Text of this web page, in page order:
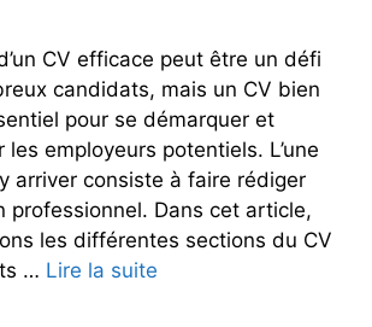
CV efficace peut être un défi
candidats, mais un CV bien
pour se démarquer et
les employeurs potentiels. L’une
arriver consiste à faire rédiger
professionnel. Dans cet article,
les différentes sections du CV
… Lire la suite